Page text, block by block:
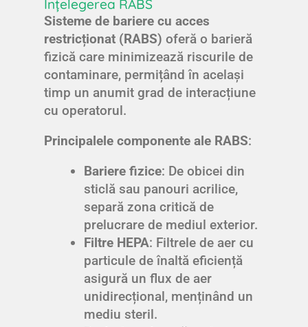
Înțelegerea RABS
Sisteme de bariere cu acces
restricționat (RABS) oferă o barieră
fizică care minimizează riscurile de
contaminare, permițând în același
timp un anumit grad de interacțiune
cu operatorul.
Principalele componente ale RABS:
Bariere fizice: De obicei din
sticlă sau panouri acrilice,
separă zona critică de
prelucrare de mediul exterior.
Filtre HEPA: Filtrele de aer cu
particule de înaltă eficiență
asigură un flux de aer
unidirecțional, menținând un
mediu steril.